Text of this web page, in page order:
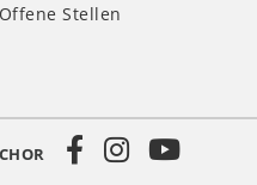
Offene Stellen
CHOR